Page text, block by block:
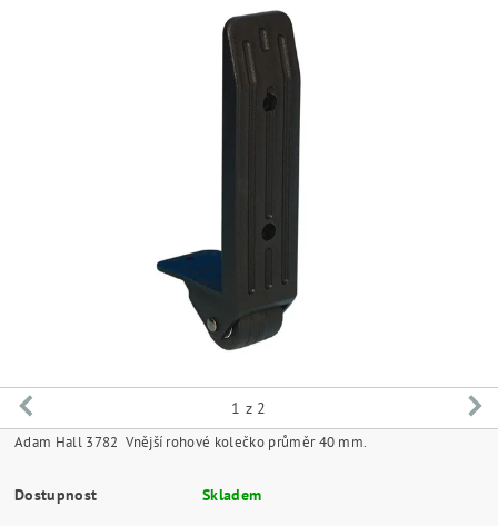
1 z 2
Adam Hall 3782 Vnější rohové kolečko průměr 40 mm.
Dostupnost Skladem